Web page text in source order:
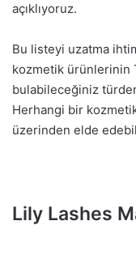
açıklıyoruz.
Bu listeyi uzatma
kozmetik ürünlerinin
bulabileceğiniz
Herhangi bir
üzerinden elde
Lily Lashes